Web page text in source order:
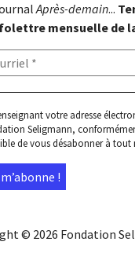
Après-demain...
mensuelle de
votre adresse
Seligmann,
de vous désabonner à tout
© 2026 Fondation